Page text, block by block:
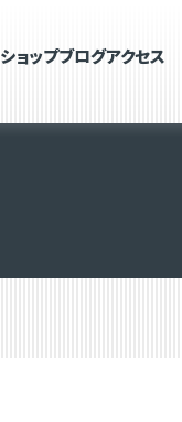
ショップブログアクセス